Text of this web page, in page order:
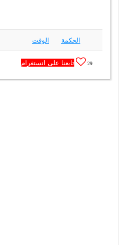
الحكمة الوقت
29 تابعنا على انستغرام